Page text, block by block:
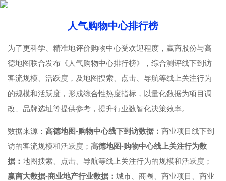
人气购物中心排行榜
为了更科学、精准地评价购物中心受欢迎程度，赢商股份与高
德地图联合发布《人气购物中心排行榜》，综合测评线下到访
客流规模、活跃度，及地图搜索、点击、导航等线上关注行为
的规模和活跃度，形成综合性热度指标，以量化数据为项目调
改、品牌选址等提供参考，提升行业数智化决策效率。
数据来源： 高德地图-购物中心线下到访数据： 商业项目线下到
访的客流规模和活跃度； 高德地图-购物中心线上关注行为数
据： 地图搜索、点击、导航等线上关注行为的规模和活跃度；
赢商大数据-商业地产行业数据： 城市、商圈、商业项目、商业